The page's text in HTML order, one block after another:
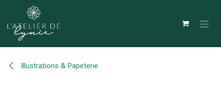
Se rendre au contenu
Illustrations & Papeterie